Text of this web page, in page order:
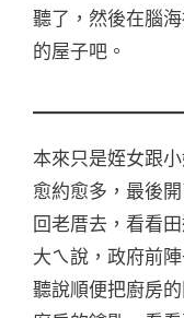
聽了，然後在腦
的屋子吧。
本來只是姪女跟
愈約愈多，最後
回老厝去，看看
大ㄟ說，政府前
聽說順便把廚房